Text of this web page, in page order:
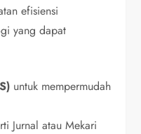
efisiensi
yang dapat
untuk mempermudah
Jurnal atau Mekari